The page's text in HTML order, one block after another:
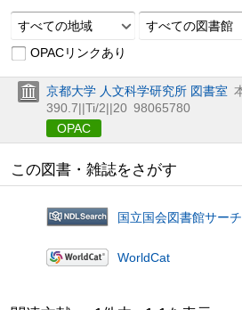
すべての地域
すべての図書館
OPACリンクあり
京都大学 人文科学研究所 図書室
390.7||Ti/2||20 98065780
OPAC
この図書・雑誌をさがす
国立国会図書館サーチ
WorldCat